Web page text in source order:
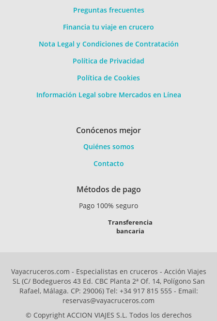
Preguntas frecuentes
Financia tu viaje en crucero
Nota Legal y Condiciones de Contratación
Política de Privacidad
Política de Cookies
Información Legal sobre Mercados en Línea
Conócenos mejor
Quiénes somos
Contacto
Métodos de pago
Pago 100% seguro
Transferencia
bancaria
Vayacruceros.com - Especialistas en cruceros - Acción Viajes
SL (C/ Bodegueros 43 Ed. CBC Planta 2ª Of. 14, Polígono San
Rafael, Málaga. CP: 29006) Tel: +34 917 815 555 - Email:
reservas@vayacruceros.com
© Copyright ACCION VIAJES S.L. Todos los derechos